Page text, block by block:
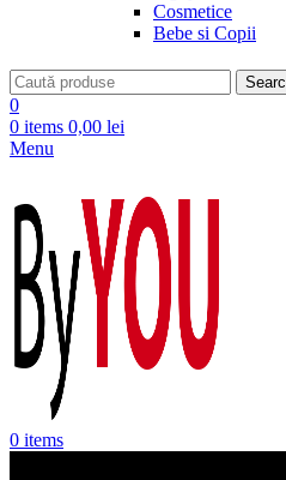
Cosmetice
Bebe si Copii
0
0 items 0,00 lei
Menu
0 items